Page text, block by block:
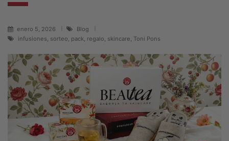
enero 5, 2026
Blog
infusiones, sorteo, pack, regalo, skincare, Toni Pons